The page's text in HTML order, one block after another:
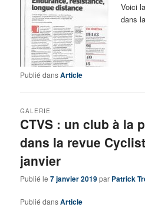
Voici
dans
Publié dansArticle
CTVS : un club à la
dans la revue
janvier
GALERIE
Publié le7 janvier 2019par Patrick
Publié dansArticle